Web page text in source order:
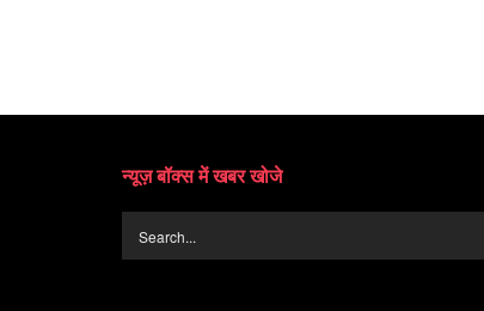
न्यूज़ बॉक्स में खबर खोजे